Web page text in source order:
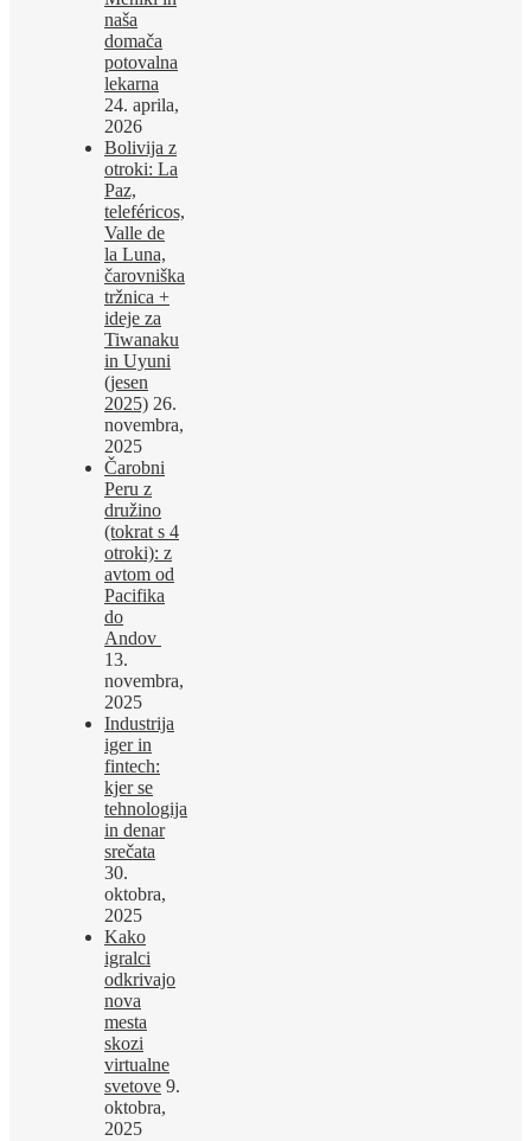
naša
domača
potovalna
lekarna
24. aprila,
2026
Bolivija z
otroki: La
Paz,
teleféricos,
Valle de
la Luna,
čarovniška
tržnica +
ideje za
Tiwanaku
in Uyuni
(jesen
2025) 26.
novembra,
2025
Čarobni
Peru z
družino
(tokrat s 4
otroki): z
avtom od
Pacifika
do
Andov
13.
novembra,
2025
Industrija
iger in
fintech:
kjer se
tehnologija
in denar
srečata
30.
oktobra,
2025
Kako
igralci
odkrivajo
nova
mesta
skozi
virtualne
svetove 9.
oktobra,
2025